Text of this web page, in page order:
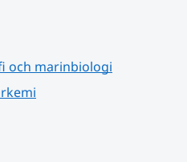
och marinbiologi